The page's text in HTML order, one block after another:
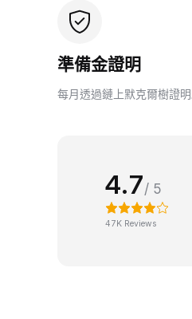
準備金證明
每月透過鏈上默克爾樹證
4.7/ 5
47K Reviews